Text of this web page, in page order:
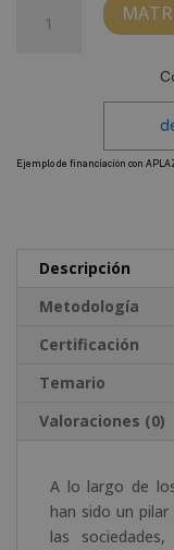
y
Panadería
cantidad
Descripción
Metodología
Certificación
Temario
Valoraciones (0)
A lo largo de
han sido un
las